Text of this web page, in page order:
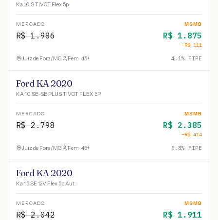
Ka 1.0 S TiVCT Flex 5p
MERCADO
R$1.986
MSMB
R$ 1.875
−R$ 111
Juiz de Fora/MG Fem · 45+ 4.1% FIPE
Ford KA 2020
KA 1.0 SE-SE PLUS TIVCT FLEX 5P
MERCADO
R$2.798
MSMB
R$ 2.385
−R$ 414
Juiz de Fora/MG Fem · 45+ 5.8% FIPE
Ford KA 2020
Ka 1.5 SE 12V Flex 5p Aut.
MERCADO
R$2.042
MSMB
R$ 1.911